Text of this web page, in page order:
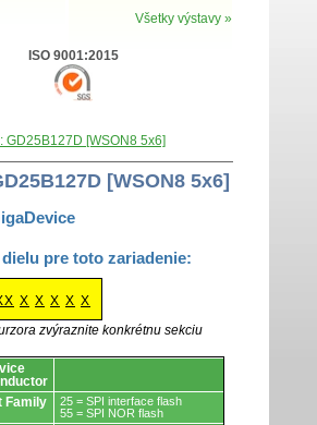
Všetky výstavy »
ISO 9001:2015
GD25B127D [WSON8 5x6]
[WSON8 5x6]
pre toto zariadenie:
X X X X X
zvýraznite konkrétnu sekciu
Family
25 = SPI interface flash
55 = SPI NOR flash